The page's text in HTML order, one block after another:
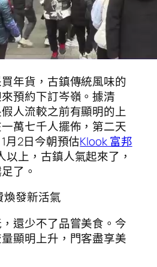
年貨，古鎮傳統風味的
預約下訂岑嶺。據清
人流較之前有顯明的上
萬七千人擺佈，第二天
月2日今朝預估Klook 富邦
以上，古鎮人氣起來了，
了。
煥發新活氣
還少不了品嘗美食。今
顯明上升，門客盡享美